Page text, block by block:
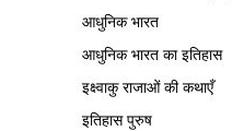
आधुनिक भारत
आधुनिक भारत का इतिहास
इक्ष्वाकु राजाओं की कथाएँ
इतिहास पुरुष